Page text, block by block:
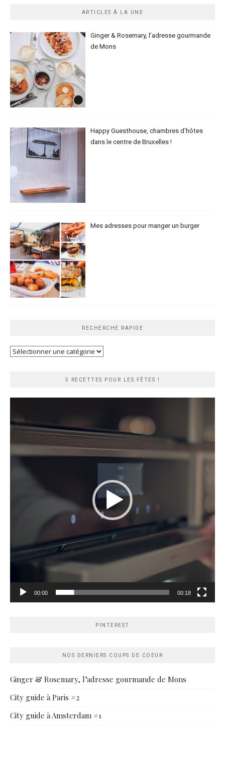
ARTICLES À LA UNE
Ginger & Rosemary, l’adresse gourmande
de Mons
Happy Guesthouse, chambres d’hôtes
dans le centre de Bruxelles !
Mes adresses pour manger un burger
RECHERCHE RAPIDE
Recherche
5 RECETTES POUR LES FÊTES !
00:00 00:18
PINTEREST
NOS DERNIERS COUPS DE COEUR
Ginger & Rosemary, l’adresse gourmande de Mons
City guide à Paris #2
City guide à Amsterdam #1